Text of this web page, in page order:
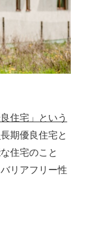
住宅」という
長期優良住宅と
住宅のこと
リアフリー性